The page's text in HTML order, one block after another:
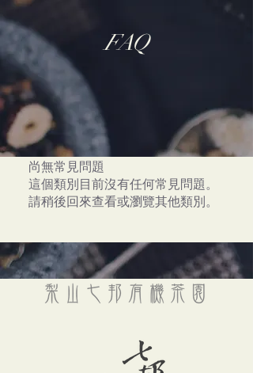
FAQ
尚無常見問題
這個類別目前沒有任何常見問題。
請稍後回來查看或瀏覽其他類別。